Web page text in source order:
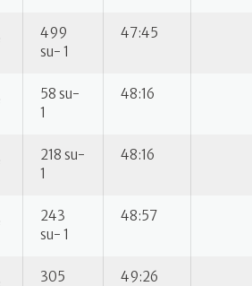
499
su- 1
47:45
58 su-
1
48:16
218 su-
1
48:16
243
su- 1
48:57
305
49:26